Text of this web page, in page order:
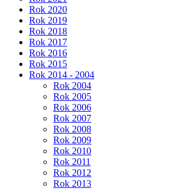
Rok 2020
Rok 2019
Rok 2018
Rok 2017
Rok 2016
Rok 2015
Rok 2014 - 2004
Rok 2004
Rok 2005
Rok 2006
Rok 2007
Rok 2008
Rok 2009
Rok 2010
Rok 2011
Rok 2012
Rok 2013